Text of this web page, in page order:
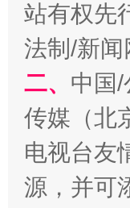
揭开“小
站有权先
法制/新
二、 中国
传媒（北
电视台友
源，并可